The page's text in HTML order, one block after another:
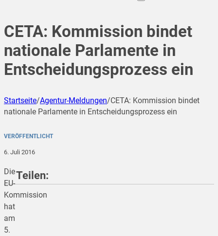
CETA: Kommission bindet
nationale Parlamente in
Entscheidungsprozess ein
Startseite/Agentur-Meldungen/CETA: Kommission bindet
nationale Parlamente in Entscheidungsprozess ein
VERÖFFENTLICHT
6. Juli 2016
Die
EU-
Kommission
hat
am
5.
Teilen: